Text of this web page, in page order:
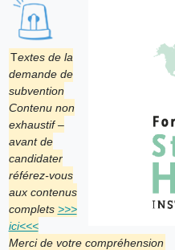
Textes de la
demande de
subvention
Contenu non
exhaustif –
avant de
candidater
référez-vous
aux contenus
complets >>>
ici<<<
Merci de votre compréhension